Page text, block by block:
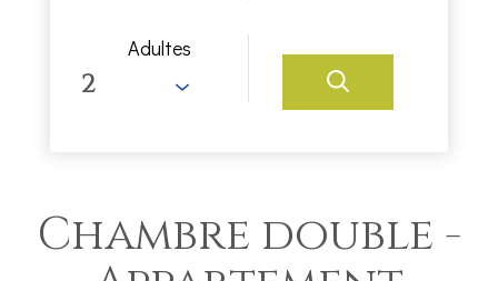
Adultes
Chambre double -